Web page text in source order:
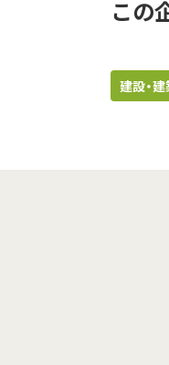
この
建設・